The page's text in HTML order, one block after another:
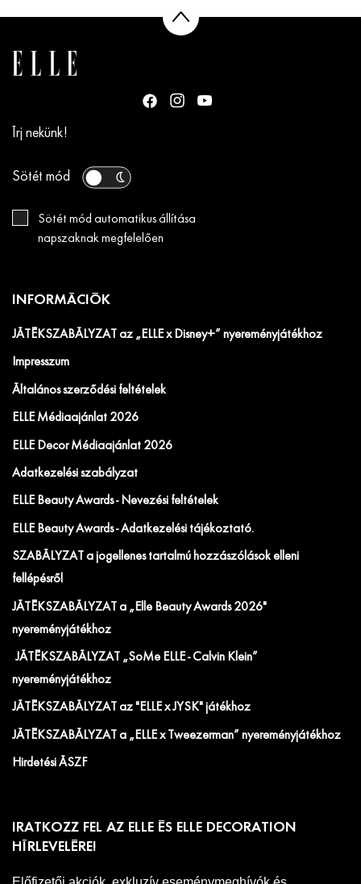
Írj nekünk!
Sötét mód
Sötét mód automatikus állítása
napszaknak megfelelően
INFORMÁCIÓK
JÁTÉKSZABÁLYZAT az „ELLE x Disney+” nyereményjátékhoz
Impresszum
Általános szerződési feltételek
ELLE Médiaajánlat 2026
ELLE Decor Médiaajánlat 2026
Adatkezelési szabályzat
ELLE Beauty Awards - Nevezési feltételek
ELLE Beauty Awards - Adatkezelési tájékoztató.
SZABÁLYZAT a jogellenes tartalmú hozzászólások elleni
fellépésről
JÁTÉKSZABÁLYZAT a „Elle Beauty Awards 2026"
nyereményjátékhoz
JÁTÉKSZABÁLYZAT „SoMe ELLE - Calvin Klein”
nyereményjátékhoz
JÁTÉKSZABÁLYZAT az "ELLE x JYSK" játékhoz
JÁTÉKSZABÁLYZAT a „ELLE x Tweezerman” nyereményjátékhoz
Hirdetési ÁSZF
IRATKOZZ FEL AZ ELLE ÉS ELLE DECORATION
HÍRLEVELÉRE!